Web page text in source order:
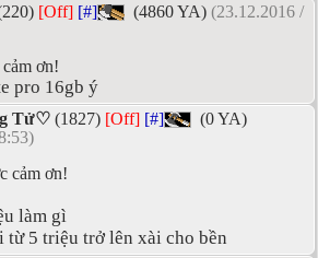
[Off] [#] (4860 YA) (23.12.2016 /
ơn!
pro 16gb ý
Tử♡ (1827) [Off] [#]
(0 YA)
cảm ơn!
làm gì
từ 5 triệu trở lên xài cho bền